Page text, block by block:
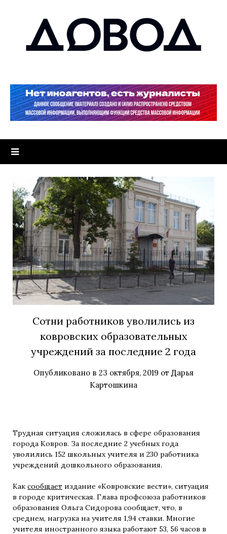
Сотни работников уволились из
ковровских образовательных
учреждений за последние 2 года
Опубликовано в 23 октября, 2019 от Дарья
Картошкина
Трудная ситуация сложилась в сфере образования
города Ковров. За последние 2 учебных года
уволились 152 школьных учителя и 230 работника
учреждений дошкольного образования.
Как сообщает издание «Ковровские вести», ситуация
в городе критическая. Глава профсоюза работников
образования Ольга Сидорова сообщает, что, в
среднем, нагрузка на учителя 1,94 ставки. Многие
учителя иностранного языка работают 53, 56 часов в